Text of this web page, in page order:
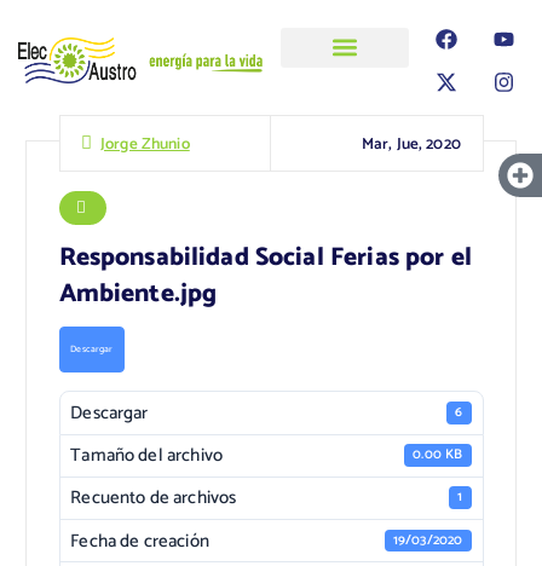
Jorge Zhunio Mar, Jue, 2020
Responsabilidad Social Ferias por el
Ambiente.jpg
Descargar
Descargar 6
Tamaño del archivo 0.00 KB
Recuento de archivos 1
Fecha de creación 19/03/2020